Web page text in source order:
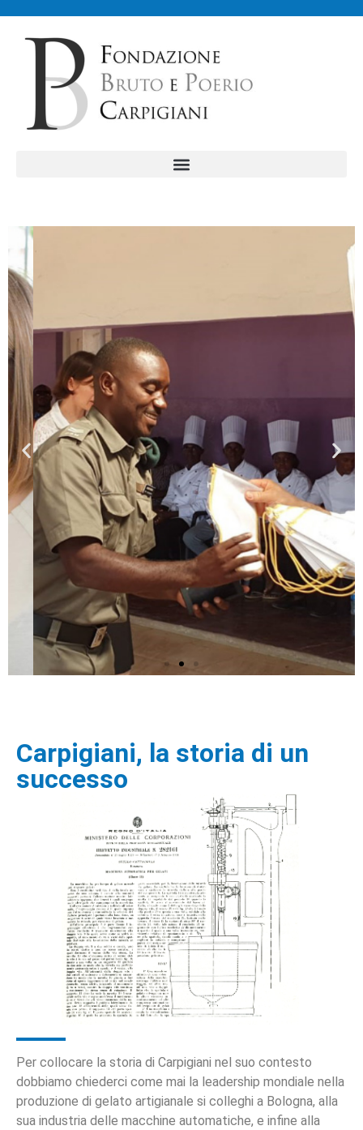
Carpigiani, la storia di un
successo
Per collocare la storia di Carpigiani nel suo contesto
dobbiamo chiederci come mai la leadership mondiale nella
produzione di gelato artigianale si colleghi a Bologna, alla
sua industria delle macchine automatiche, e infine alla